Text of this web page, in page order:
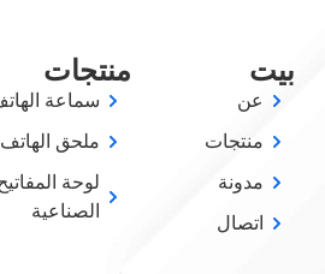
بيت
عن
منتجات
مدونة
اتصال
منتجات
سماعة الهاتف
ملحق الهاتف
لوحة المفاتيح
الصناعية